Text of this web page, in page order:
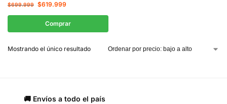
$699.999 $619.999
Comprar
Mostrando el único resultado
🚚 Envíos a todo el país